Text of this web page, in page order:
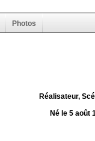
Photos
Réalisateur,
Né le 5 août